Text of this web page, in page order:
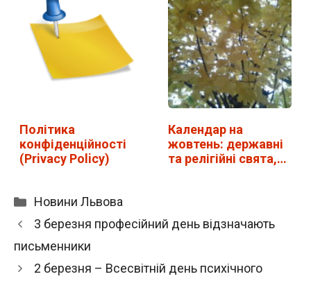
Політика
конфіденційності
(Privacy Policy)
Календар на
жовтень: державні
та релігійні свята,…
Категорії
Новини Львова
3 березня професійний день відзначають
письменники
2 березня – Всесвітній день психічного